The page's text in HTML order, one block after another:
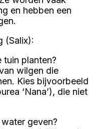
en hebben een
(Salix):
tuin planten?
wilgen die
Kies bijvoorbeeld
‘Nana’), die niet
geven?